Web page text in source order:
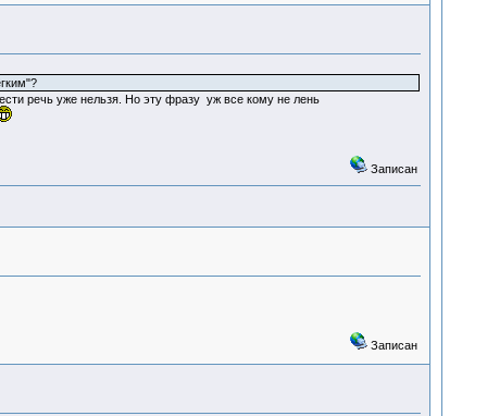
речь уже нельзя. Но эту фразу уж все кому не лень
Записан
Записан